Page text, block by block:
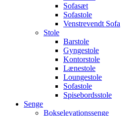
Sofasæt
Sofastole
Venstrevendt Sofa
Stole
Barstole
Gyngestole
Kontorstole
Lænestole
Loungestole
Sofastole
Spisebordsstole
Senge
Bokselevationssenge